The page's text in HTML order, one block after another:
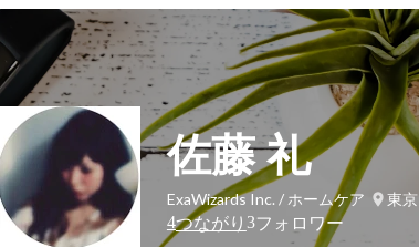
佐藤 礼
ExaWizards Inc. / ホームケア
東京
4つながり 3フォロワー